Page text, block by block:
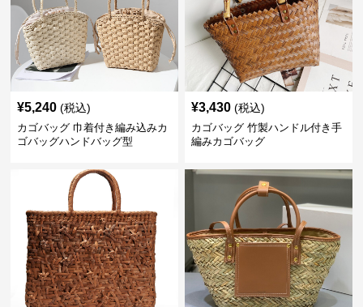
¥5,240 (税込)
カゴバッグ 巾着付き編み込みカ
ゴバッグハンドバッグ型
¥3,430 (税込)
カゴバッグ 竹製ハンドル付き手
編みカゴバッグ